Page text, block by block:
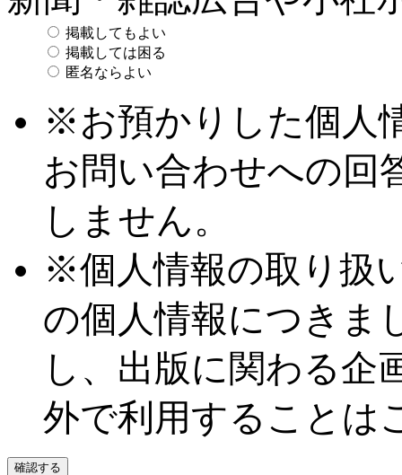
掲載してもよい
掲載しては困る
匿名ならよい
※お預かりした個人
お問い合わせへの回
しません。
※個人情報の取り扱
の個人情報につきま
し、出版に関わる企
外で利用することは
確認する